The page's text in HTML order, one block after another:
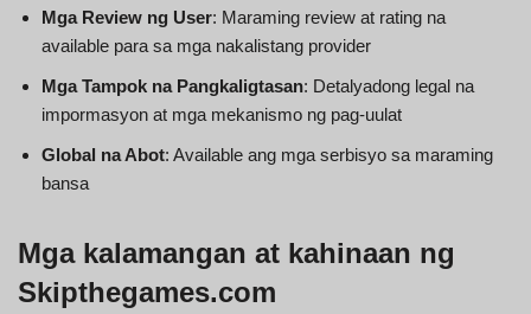
Mga Review ng User: Maraming review at rating na
available para sa mga nakalistang provider
Mga Tampok na Pangkaligtasan: Detalyadong legal na
impormasyon at mga mekanismo ng pag-uulat
Global na Abot: Available ang mga serbisyo sa maraming
bansa
Mga kalamangan at kahinaan ng
Skipthegames.com